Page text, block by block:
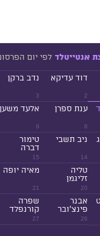
אנטייטלד לפי יום
2
דוד עדיקא
3
נדב ברקן
8
ענת ספרן
9
אלעד משען
14
ניב תשבי
15
טימור
דברה
20
טליה
זליגמן
21
מאיה יופה
26
אבנר
פינצ'ובר
27
שפרה
קורנפלד